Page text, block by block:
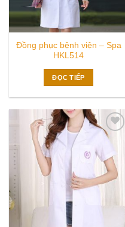
Đồng phục bệnh viện – Spa
HKL514
ĐỌC TIẾP
Add to